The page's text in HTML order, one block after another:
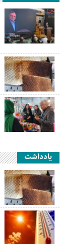
یادداشت